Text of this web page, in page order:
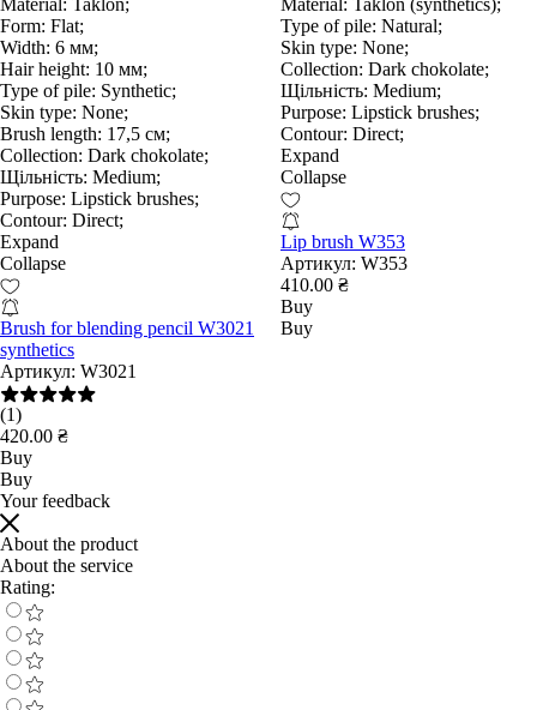
Form: Flat;
Width: 6 мм;
Hair height: 10 мм;
Type of pile: Synthetic;
Skin type: None;
Brush length: 17,5 см;
Collection: Dark chokolate;
Щільність: Medium;
Purpose: Lipstick brushes;
Contour: Direct;
Expand
Collapse
Brush for blending pencil W3021
synthetics
Артикул: W3021
(1)
420.00 ₴
Buy
Buy
Type of pile: Natural;
Skin type: None;
Collection: Dark chokolate;
Щільність: Medium;
Purpose: Lipstick brushes;
Contour: Direct;
Expand
Collapse
Lip brush W353
Артикул: W353
410.00 ₴
Buy
Buy
Your feedback
About the product
About the service
Rating: